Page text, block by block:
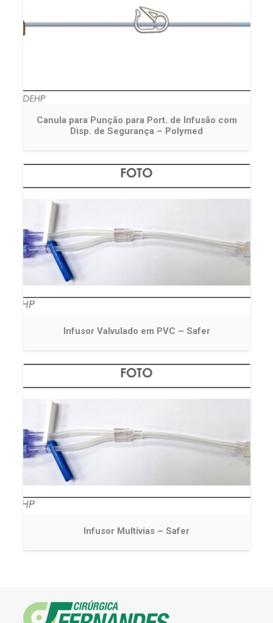
Canula para Punção para Port. de Infusão com
Disp. de Segurança – Polymed
Infusor Valvulado em PVC – Safer
Infusor Multivias – Safer